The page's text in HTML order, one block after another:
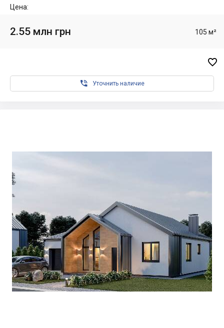
Цена:
2.55 млн грн 105 м²

 Уточнить наличие